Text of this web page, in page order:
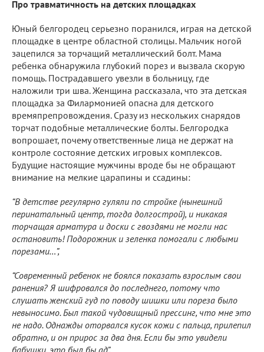
Про травматичность на детских площадках
Юный белгородец серьезно поранился, играя на детской
площадке в центре областной столицы. Мальчик ногой
зацепился за торчащий металлический болт. Мама
ребенка обнаружила глубокий порез и вызвала скорую
помощь. Пострадавшего увезли в больницу, где
наложили три шва. Женщина рассказала, что эта детская
площадка за Филармонией опасна для детского
времяпрепровождения. Сразу из нескольких снарядов
торчат подобные металлические болты. Белгородка
вопрошает, почему ответственные лица не держат на
контроле состояние детских игровых комплексов.
Будущие настоящие мужчины вроде бы не обращают
внимание на мелкие царапины и ссадины:
“В детстве регулярно гуляли по стройке (нынешний
перинатальный центр, тогда долгострой), и никакая
торчащая арматура и доски с гвоздями не могли нас
остановить! Подорожник и зеленка помогали с любыми
порезами…”,
“Современный ребенок не боялся показать взрослым свои
ранения? Я шифровался до последнего, потому что
слушать женский гуд по поводу шишки или пореза было
невыносимо. Был такой чудовищный прессинг, что мне это
не надо. Однажды оторвался кусок кожи с пальца, прилепил
обратно, и он прирос за два дня. Если бы это увидели
бабушки, это был бы ад”,